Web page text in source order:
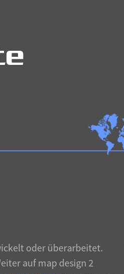
oder überarbeitet.
auf map design 2